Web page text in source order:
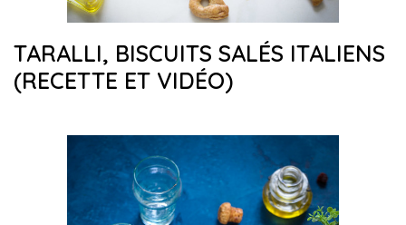
TARALLI, BISCUITS SALÉS ITALIENS
(RECETTE ET VIDÉO)